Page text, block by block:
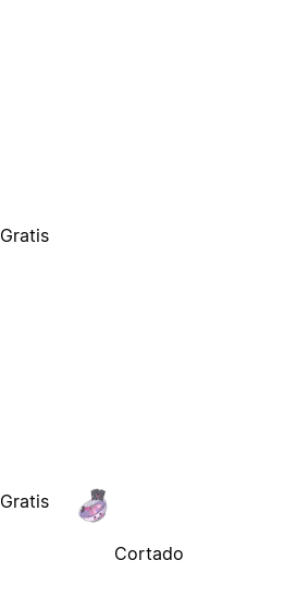
Gratis
Gratis
Cortado